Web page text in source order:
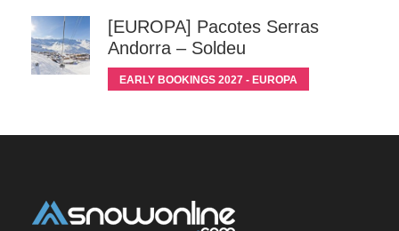
[EUROPA] Pacotes Serras
Andorra – Soldeu
EARLY BOOKINGS 2027 - EUROPA